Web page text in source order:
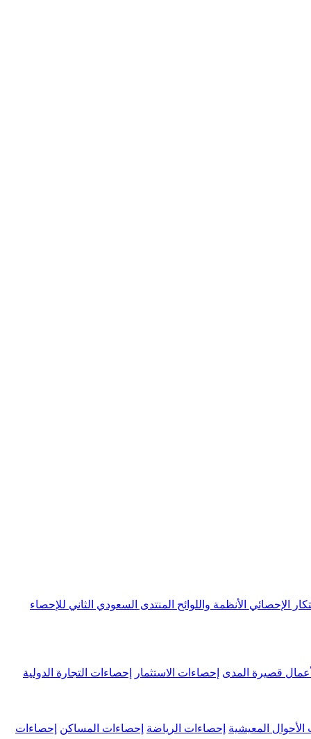
الإحصائي الأنظمة واللوائح المنتدى السعودي الثاني للإحصاء
قصيرة المدى إحصاءات الاستثمار إحصاءات التجارة الدولية
الأحوال المعيشية إحصاءات الرياضة إحصاءات المساكن إحصاءات